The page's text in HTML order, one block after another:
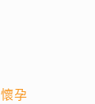
懷孕